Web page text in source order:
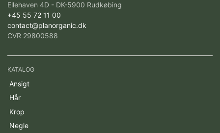
Ellehaven 4D - DK-5900 Rudkøbing
+45 55 72 11 00
contact@planorganic.dk
CVR 29800588
KATALOG
Ansigt
Hår
Krop
Negle